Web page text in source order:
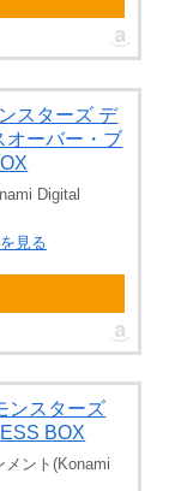
スターズ デ
オーバー・ブ
Digital
見る
ンスターズ
BOX
メント(Konami